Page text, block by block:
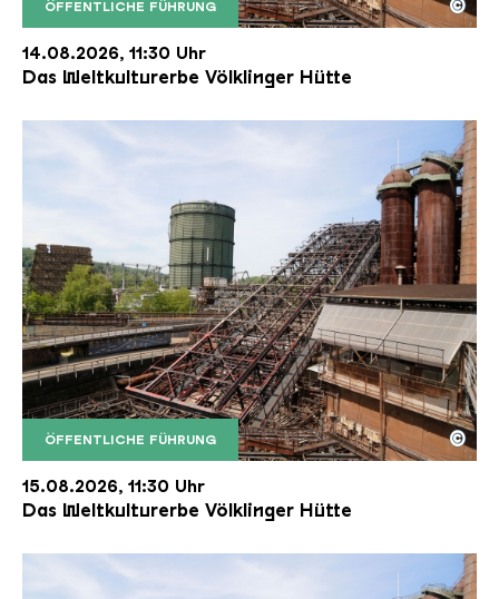
ÖFFENTLICHE FÜHRUNG
Der Erzschrägaufzug der Völklinger Hütte mit
Copyright: Weltkulturerbe Völklinger Hütte | Karl
©
14.08.2026, 11:30 Uhr
Das Weltkulturerbe Völklinger Hütte
ÖFFENTLICHE FÜHRUNG
Der Erzschrägaufzug der Völklinger Hütte mit
Copyright: Weltkulturerbe Völklinger Hütte | Karl
©
15.08.2026, 11:30 Uhr
Das Weltkulturerbe Völklinger Hütte